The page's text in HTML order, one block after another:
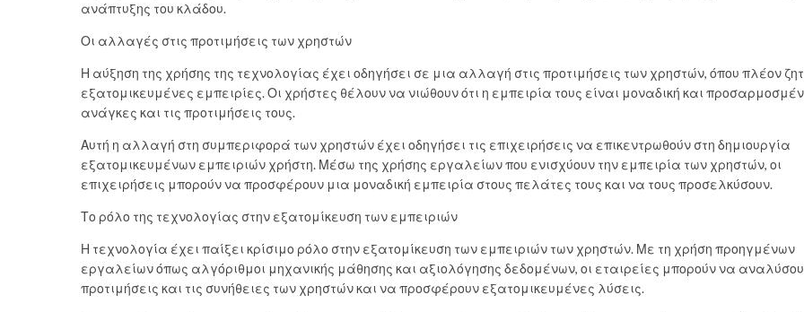
ανάπτυξης του κλάδου.
Οι αλλαγές στις προτιμήσεις των χρηστών
Η αύξηση της χρήσης της τεχνολογίας έχει οδηγήσει σε μια αλλαγή στις προτιμήσεις των χρηστών, όπου πλέον
εξατομικευμένες εμπειρίες. Οι χρήστες θέλουν να νιώθουν ότι η εμπειρία τους είναι μοναδική και
ανάγκες και τις προτιμήσεις τους.
Αυτή η αλλαγή στη συμπεριφορά των χρηστών έχει οδηγήσει τις επιχειρήσεις να επικεντρωθούν στη δημιουργία
εξατομικευμένων εμπειριών χρήστη. Μέσω της χρήσης εργαλείων που ενισχύουν την εμπειρία των χρηστών, οι
επιχειρήσεις μπορούν να προσφέρουν μια μοναδική εμπειρία στους πελάτες τους και να τους προσελκύσουν.
Το ρόλο της τεχνολογίας στην εξατομίκευση των εμπειριών
Η τεχνολογία έχει παίξει κρίσιμο ρόλο στην εξατομίκευση των εμπειριών των χρηστών. Με τη χρήση προηγμένων
εργαλείων όπως αλγόριθμοι μηχανικής μάθησης και αξιολόγησης δεδομένων, οι εταιρείες μπορούν να
προτιμήσεις και τις συνήθειες των χρηστών και να προσφέρουν εξατομικευμένες λύσεις.